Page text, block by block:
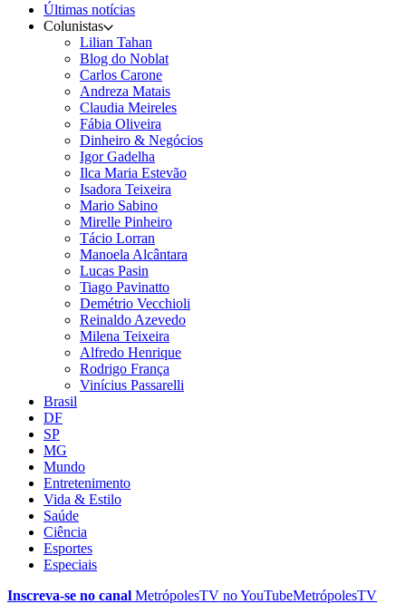
Últimas notícias
Colunistas
Lilian Tahan
Blog do Noblat
Carlos Carone
Andreza Matais
Claudia Meireles
Fábia Oliveira
Dinheiro & Negócios
Igor Gadelha
Ilca Maria Estevão
Isadora Teixeira
Mario Sabino
Mirelle Pinheiro
Tácio Lorran
Manoela Alcântara
Lucas Pasin
Tiago Pavinatto
Demétrio Vecchioli
Reinaldo Azevedo
Milena Teixeira
Alfredo Henrique
Rodrigo França
Vinícius Passarelli
Brasil
DF
SP
MG
Mundo
Entretenimento
Vida & Estilo
Saúde
Ciência
Esportes
Especiais
Inscreva-se no canal MetrópolesTV noYouTubeMetrópolesTV